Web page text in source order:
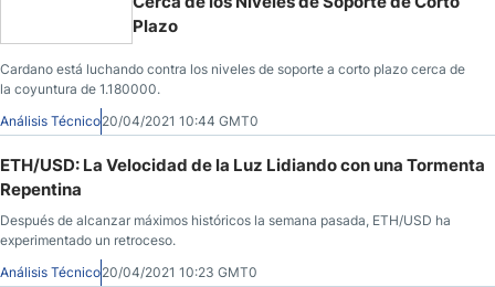
Plazo
Cardano está luchando contra los niveles de soporte a corto plazo cerca de
la coyuntura de 1.180000.
Análisis Técnico20/04/2021 10:44 GMT0
ETH/USD: La Velocidad de la Luz Lidiando con una Tormenta
Repentina
Después de alcanzar máximos históricos la semana pasada, ETH/USD ha
experimentado un retroceso.
Análisis Técnico20/04/2021 10:23 GMT0